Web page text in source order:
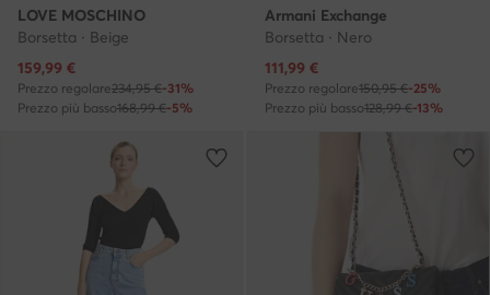
LOVE MOSCHINO
Borsetta · Beige
Prezzo attuale
159,99 €
Prezzo regolare234,95 €-31%
Prezzo più basso168,99 €-5%
Armani Exchange
Borsetta · Nero
Prezzo attuale
111,99 €
Prezzo regolare150,95 €-25%
Prezzo più basso128,99 €-13%